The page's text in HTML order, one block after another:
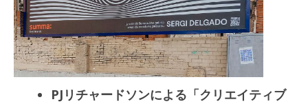
PJリチャードソンによる「クリエイティブ